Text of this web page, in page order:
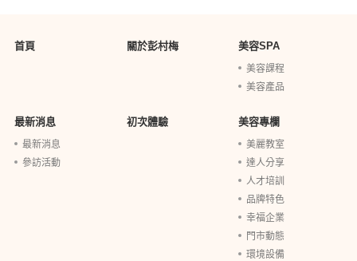
首頁 關於彭村梅 美容SPA
美容課程
美容產品
最新消息
最新消息
參訪活動
初次體驗 美容專欄
美麗教室
達人分享
人才培訓
品牌特色
幸福企業
門市動態
環境設備